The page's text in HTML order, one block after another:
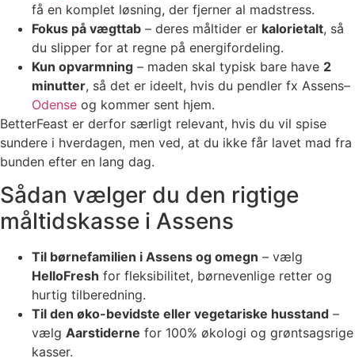
få en komplet løsning, der fjerner al madstress.
Fokus på vægttab – deres måltider er kalorietalt, så
du slipper for at regne på energifordeling.
Kun opvarmning – maden skal typisk bare have 2
minutter, så det er ideelt, hvis du pendler fx Assens–
Odense og kommer sent hjem.
BetterFeast er derfor særligt relevant, hvis du vil spise
sundere i hverdagen, men ved, at du ikke får lavet mad fra
bunden efter en lang dag.
Sådan vælger du den rigtige
måltidskasse i Assens
Til børnefamilien i Assens og omegn – vælg
HelloFresh for fleksibilitet, børnevenlige retter og
hurtig tilberedning.
Til den øko-bevidste eller vegetariske husstand –
vælg Aarstiderne for 100% økologi og grøntsagsrige
kasser.